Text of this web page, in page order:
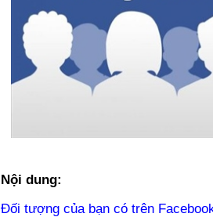
Nội dung:
Đối tượng của bạn có trên